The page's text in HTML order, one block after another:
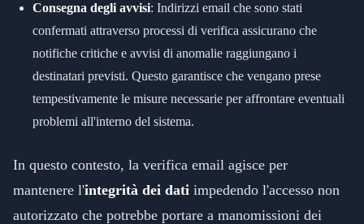
Consegna degli avvisi: Indirizzi email che sono stati
confermati attraverso processi di verifica assicurano che
notifiche critiche e avvisi di anomalie raggiungano i
destinatari previsti. Questo garantisce che vengano prese
tempestivamente le misure necessarie per affrontare eventuali
problemi all'interno del sistema.
In questo contesto, la verifica email agisce per
mantenere l'integrità dei dati impedendo l'accesso non
autorizzato che potrebbe portare a manomissioni dei